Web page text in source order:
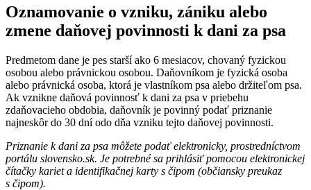
Oznamovanie o vzniku, zániku alebo
zmene daňovej povinnosti k dani za psa
Predmetom dane je pes starší ako 6 mesiacov, chovaný fyzickou
osobou alebo právnickou osobou. Daňovníkom je fyzická osoba
alebo právnická osoba, ktorá je vlastníkom psa alebo držiteľom psa.
Ak vznikne daňová povinnosť k dani za psa v priebehu
zdaňovacieho obdobia, daňovník je povinný podať priznanie
najneskôr do 30 dní odo dňa vzniku tejto daňovej povinnosti.
Priznanie k dani za psa môžete podať elektronicky, prostredníctvom
portálu slovensko.sk. Je potrebné sa prihlásiť pomocou elektronickej
čítačky kariet a identifikačnej karty s čipom (občiansky preukaz
s čipom).